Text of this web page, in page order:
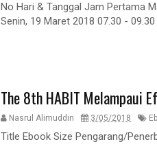
No Hari & Tanggal Jam Pertama
Senin, 19 Maret 2018 07.30 - 09.30
The 8th HABIT Melampaui
Nasrul Alimuddin 3/05/2018
Title Ebook Size Pengarang/